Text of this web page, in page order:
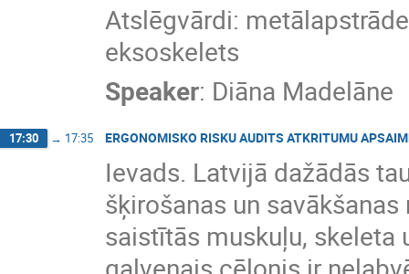
Atslēgvārdi:
eksoskelets
Speaker: Diāna Madelāne
17:30 → 17:35 ERGONOMISKO RISKU AUDITS ATKRITUMU
Ievads. Latvijā dažādās
šķirošanas un
saistītās muskuļu, skeleta